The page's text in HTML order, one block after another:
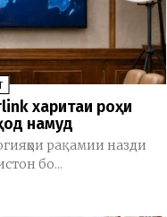
харитаи роҳи
намуд
рақамии назди
бо...